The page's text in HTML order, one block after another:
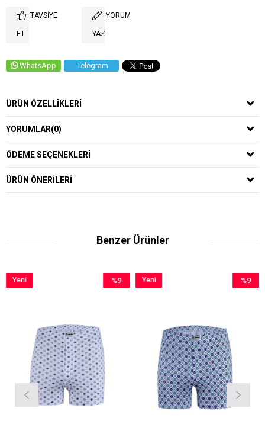
TAVSIYE
ET
YORUM
YAZ
WhatsApp Telegram
ÜRÜN ÖZELLIKLERI
YORUMLAR(0)
ÖDEME SEÇENEKLERI
ÜRÜN ÖNERILERI
Benzer Ürünler
Yeni
Yeni